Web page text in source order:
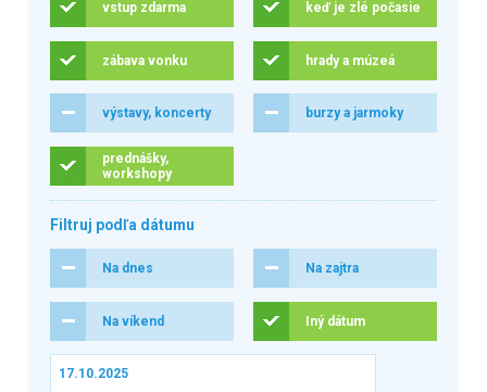
vstup zdarma keď je zlé počasie
zábava vonku hrady a múzeá
výstavy, koncerty burzy a jarmoky
prednášky,
workshopy
Filtruj podľa dátumu
Na dnes Na zajtra
Na víkend Iný dátum